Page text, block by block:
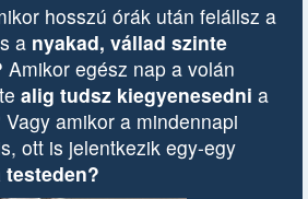
hosszú órák után felállsz a
a nyakad, vállad szinte
Amikor egész nap a volán
alig tudsz kiegyenesedni a
amikor a mindennapi
ott is jelentkezik egy-egy